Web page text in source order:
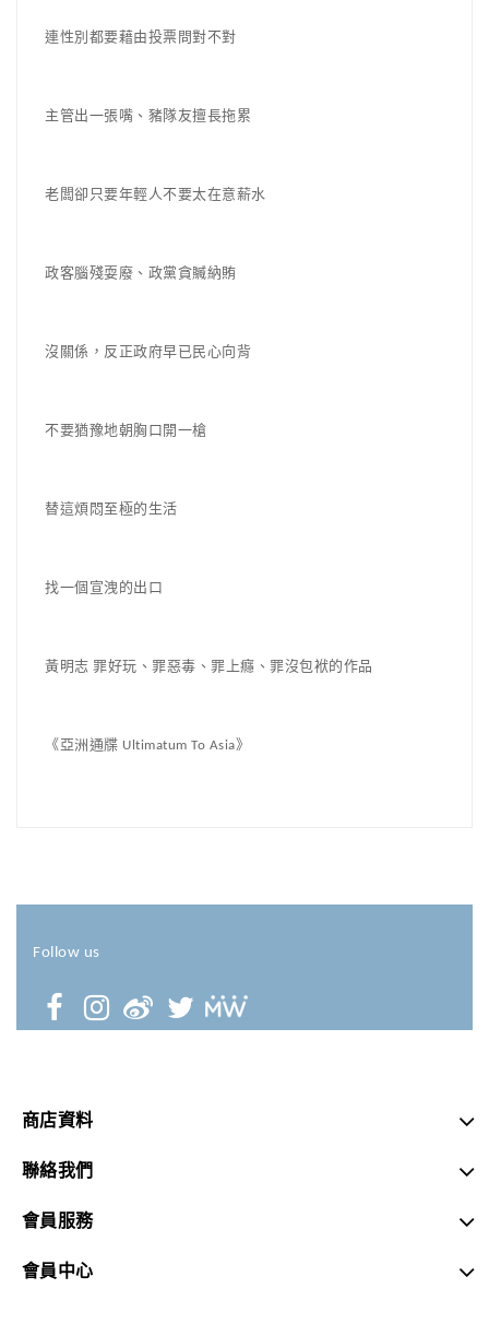
連性別都要藉由投票問對不對
主管出一張嘴、豬隊友擅長拖累
老闆卻只要年輕人不要太在意薪水
政客腦殘耍廢、政黨貪贓納賄
沒關係，反正政府早已民心向背
不要猶豫地朝胸口開一槍
替這煩悶至極的生活
找一個宣洩的出口
黃明志 罪好玩、罪惡毒、罪上癮、罪沒包袱的作品
《亞洲通牒 Ultimatum To Asia》
Follow us
商店資料
聯絡我們
會員服務
會員中心